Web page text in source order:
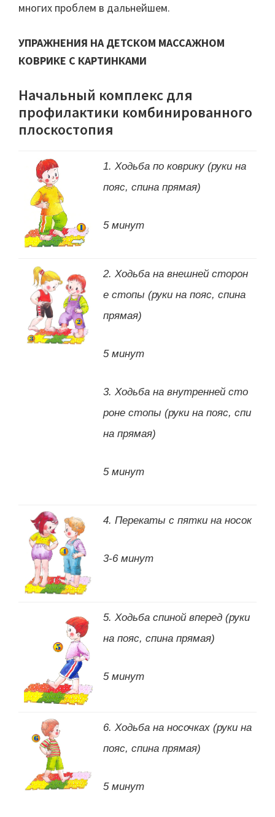
многих проблем в дальнейшем.
УПРАЖНЕНИЯ НА ДЕТСКОМ МАССАЖНОМ
КОВРИКЕ С КАРТИНКАМИ
Начальный комплекс для
профилактики комбинированного
плоскостопия
1. Ходьба по коврику (руки на
пояс, спина прямая)
5 минут
2. Ходьба на внешней сторон
е стопы (руки на пояс, спина
прямая)
5 минут
3. Ходьба на внутренней сто
роне стопы (руки на пояс, спи
на прямая)
5 минут
4. Перекаты с пятки на носок
3-6 минут
5. Ходьба спиной вперед (руки
на пояс, спина прямая)
5 минут
6. Ходьба на носочках (руки на
пояс, спина прямая)
5 минут